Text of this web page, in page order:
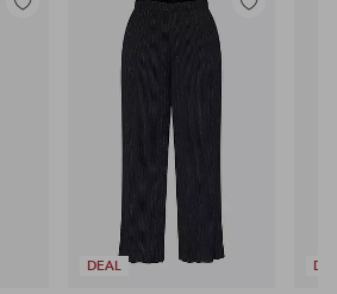
Legg
DEAL
Legg